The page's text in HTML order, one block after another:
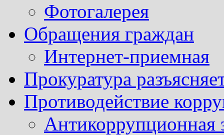
Фотогалерея
Обращения граждан
Интернет-приемная
Прокуратура
Противодействие
Антикоррупционная